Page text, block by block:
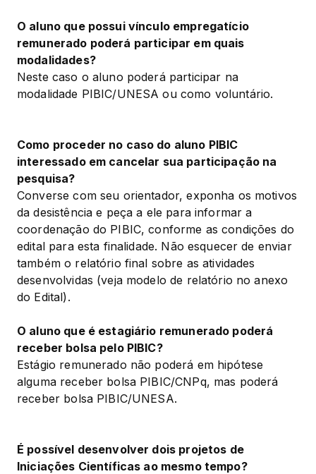
O aluno que possui vínculo empregatício
remunerado poderá participar em quais
modalidades?
Neste caso o aluno poderá participar na
modalidade PIBIC/UNESA ou como voluntário.
Como proceder no caso do aluno PIBIC
interessado em cancelar sua participação na
pesquisa?
Converse com seu orientador, exponha os motivos
da desistência e peça a ele para informar a
coordenação do PIBIC, conforme as condições do
edital para esta finalidade. Não esquecer de enviar
também o relatório final sobre as atividades
desenvolvidas (veja modelo de relatório no anexo
do Edital).
O aluno que é estagiário remunerado poderá
receber bolsa pelo PIBIC?
Estágio remunerado não poderá em hipótese
alguma receber bolsa PIBIC/CNPq, mas poderá
receber bolsa PIBIC/UNESA.
É possível desenvolver dois projetos de
Iniciações Científicas ao mesmo tempo?